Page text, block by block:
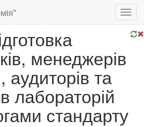
менеджерів
аудиторів та
лабораторій
стандарту